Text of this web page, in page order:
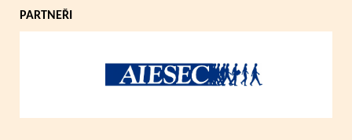
PARTNEŘI